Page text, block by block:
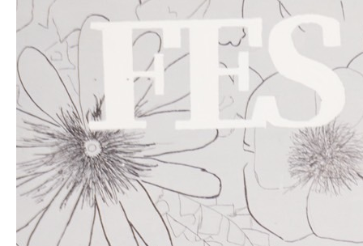
生明祭PR動画
お知らせ